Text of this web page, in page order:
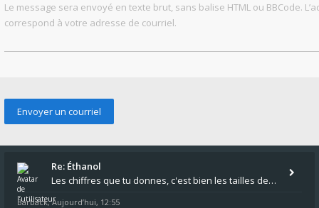
Le message sera envoyé en texte brut, sans balise HTML ou BBCode.
correspond à votre adresse de courriel.
Re: Éthanol
Les chiffres que tu donnes, c'est bien les tailles de gicleur ? Par contre tes "-2 tours" à quoi correspondent t'ils ?
Barback,Aujourd’hui, 12:55